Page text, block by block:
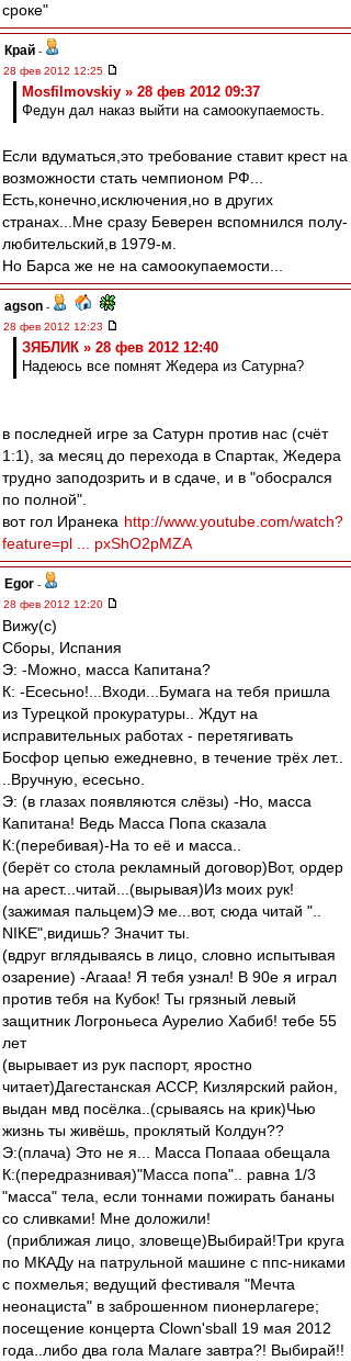
сроке"
Край -
28 фев 2012 12:25
Mosfilmovskiy » 28 фев 2012 09:37
Федун дал наказ выйти на самоокупаемость.
Если вдуматься,это требование ставит крест на
возможности стать чемпионом РФ...
Есть,конечно,исключения,но в других
странах...Мне сразу Беверен вспомнился полу-
любительский,в 1979-м.
Но Барса же не на самоокупаемости...
agson -
28 фев 2012 12:23
ЗЯБЛИК » 28 фев 2012 12:40
Надеюсь все помнят Жедера из Сатурна?
в последней игре за Сатурн против нас (счёт
1:1), за месяц до перехода в Спартак, Жедера
трудно заподозрить и в сдаче, и в "обосрался
по полной".
вот гол Иранека http://www.youtube.com/watch?
feature=pl ... pxShO2pMZA
Egor -
28 фев 2012 12:20
Вижу(с)
Сборы, Испания
Э: -Можно, масса Капитана?
К: -Есесьно!...Входи...Бумага на тебя пришла
из Турецкой прокуратуры.. Ждут на
исправительных работах - перетягивать
Босфор цепью ежедневно, в течение трёх лет..
..Вручную, есесьно.
Э: (в глазах появляются слёзы) -Но, масса
Капитана! Ведь Масса Попа сказала
К:(перебивая)-На то её и масса..
(берёт со стола рекламный договор)Вот, ордер
на арест...читай...(вырывая)Из моих рук!
(зажимая пальцем)Э ме...вот, сюда читай "..
NIKE",видишь? Значит ты.
(вдруг вглядываясь в лицо, словно испытывая
озарение) -Агааа! Я тебя узнал! В 90е я играл
против тебя на Кубок! Ты грязный левый
защитник Логроньеса Аурелио Хабиб! тебе 55
лет
(вырывает из рук паспорт, яростно
читает)Дагестанская АССР, Кизлярский район,
выдан мвд посёлка..(срываясь на крик)Чью
жизнь ты живёшь, проклятый Колдун??
Э:(плача) Это не я... Масса Попааа обещала
К:(передразнивая)"Масса попа".. равна 1/3
"масса" тела, если тоннами пожирать бананы
со сливками! Мне доложили!
(приближая лицо, зловеще)Выбирай!Три круга
по МКАДу на патрульной машине с ппс-никами
с похмелья; ведущий фестиваля "Мечта
неонациста" в заброшенном пионерлагере;
посещение концерта Clown'sball 19 мая 2012
года..либо два гола Малаге завтра?! Выбирай!!